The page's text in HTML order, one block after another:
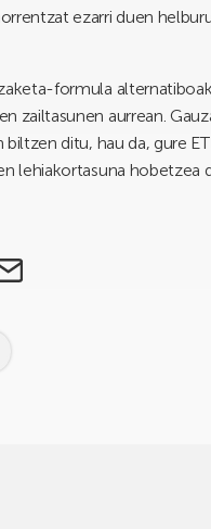
ezarri duen
formula
zailtasunen aurrean.
biltzen ditu, hau da, gure
lehiakortasuna hobetzea